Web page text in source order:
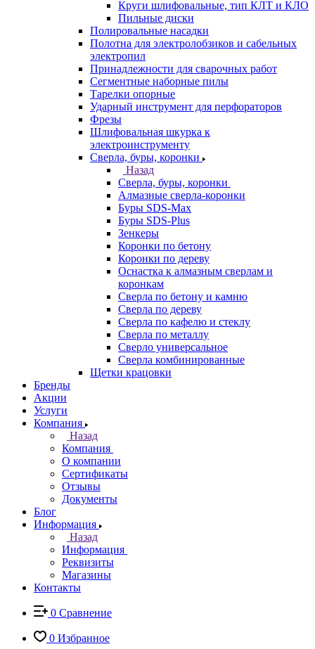
Круги шлифовальные, тип КЛТ и КЛО
Пильные диски
Полировальные насадки
Полотна для электролобзиков и сабельных
электропил
Принадлежности для сварочных работ
Сегментные наборные пилы
Тарелки опорные
Ударный инструмент для перфораторов
Фрезы
Шлифовальная шкурка к
электроинструменту
Сверла, буры, коронки
Назад
Сверла, буры, коронки
Алмазные сверла-коронки
Буры SDS-Max
Буры SDS-Plus
Зенкеры
Коронки по бетону
Коронки по дереву
Оснастка к алмазным сверлам и
коронкам
Сверла по бетону и камню
Сверла по дереву
Сверла по кафелю и стеклу
Сверла по металлу
Сверло универсальное
Сверла комбинированные
Щетки крацовки
Бренды
Акции
Услуги
Компания
Назад
Компания
О компании
Сертификаты
Отзывы
Документы
Блог
Информация
Назад
Информация
Реквизиты
Магазины
Контакты
0 Сравнение
0 Избранное